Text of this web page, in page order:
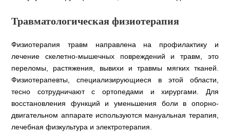
Травматологическая физиотерапия
Физиотерапия травм направлена ​​на профилактику и
лечение скелетно-мышечных повреждений и травм, это
переломы, растяжения, вывихи и травмы мягких тканей.
Физиотерапевты, специализирующиеся в этой области,
тесно сотрудничают с ортопедами и хирургами. Для
восстановления функций и уменьшения боли в опорно-
двигательном аппарате используются мануальная терапия,
лечебная физкультура и электротерапия.